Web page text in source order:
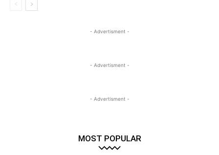
- Advertisment -
- Advertisment -
- Advertisment -
MOST POPULAR